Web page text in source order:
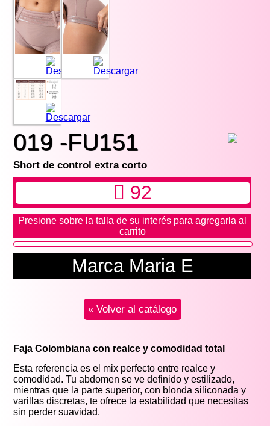
019 -FU151
Short de control extra corto
92
Presione sobre la talla de su interés para agregarla al
carrito
Marca Maria E
« Volver al catálogo
Faja Colombiana con realce y comodidad total
Esta referencia es el mix perfecto entre realce y
comodidad. Tu abdomen se ve definido y estilizado,
mientras que la parte superior, con blonda siliconada y
varillas discretas, te ofrece la estabilidad que necesitas
sin perder suavidad.